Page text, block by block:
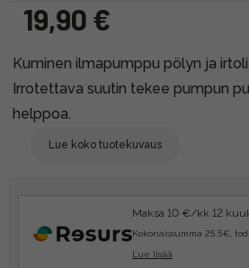
19,90 €
Kuminen ilmapumppu pölyn ja
Irrotettava suutin tekee pumpun
helppoa.
Lue koko tuotekuvaus
Maksa 10 €/kk 12
Kokonaissumma 25.5€, tod.
Lue lisää